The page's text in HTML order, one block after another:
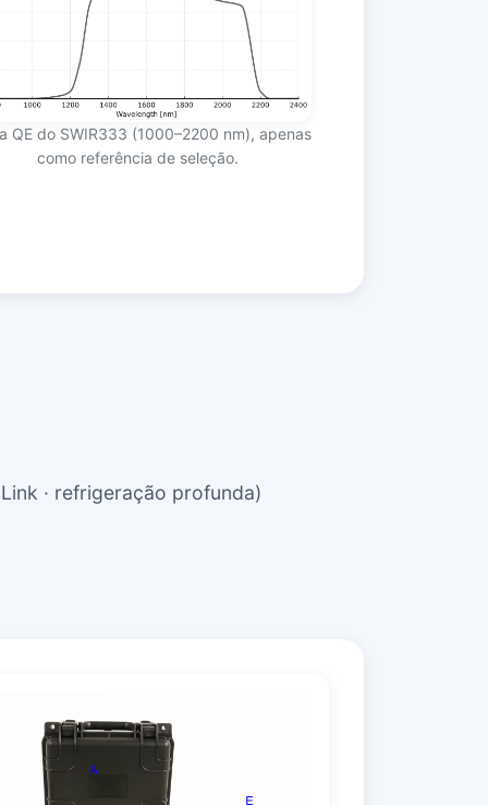
QE do SWIR333 (1000–2200 nm), apenas
como referência de seleção.
· refrigeração profunda)